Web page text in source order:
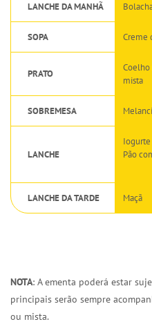
LANCHE DA MANHÃ
SOPA Creme
PRATO
Coelho
mista
SOBREMESA
LANCHE
Pão
LANCHE DA TARDE Maçã
NOTA: A ementa poderá estar
principais serão sempre
ou mista.